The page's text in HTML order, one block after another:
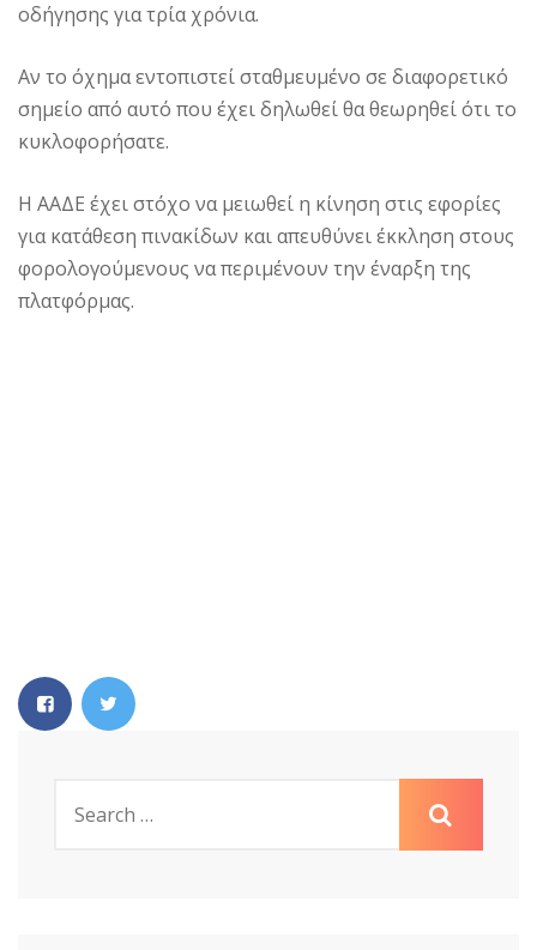
οδήγησης για τρία χρόνια.
Αν το όχημα εντοπιστεί σταθμευμένο σε διαφορετικό
σημείο από αυτό που έχει δηλωθεί θα θεωρηθεί ότι το
κυκλοφορήσατε.
Η ΑΑΔΕ έχει στόχο να μειωθεί η κίνηση στις εφορίες
για κατάθεση πινακίδων και απευθύνει έκκληση στους
φορολογούμενους να περιμένουν την έναρξη της
πλατφόρμας.